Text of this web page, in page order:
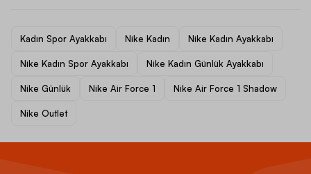
Kadın Spor Ayakkabı Nike Kadın Nike Kadın Ayakkabı
Nike Kadın Spor Ayakkabı Nike Kadın Günlük Ayakkabı
Nike Günlük Nike Air Force 1 Nike Air Force 1 Shadow
Nike Outlet